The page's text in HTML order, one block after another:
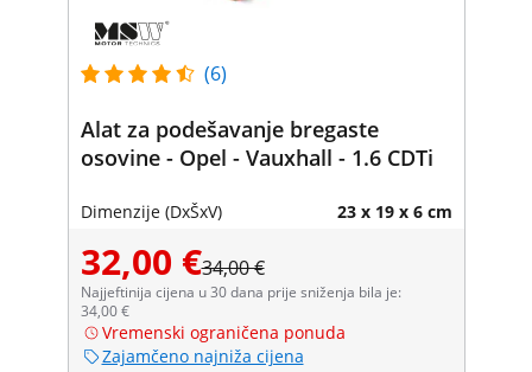
(6)
Alat za podešavanje bregaste
osovine - Opel - Vauxhall - 1.6 CDTi
Dimenzije (DxŠxV) 23 x 19 x 6 cm
32,00 €34,00 €
Najjeftinija cijena u 30 dana prije sniženja bila je:
34,00 €
Vremenski ograničena ponuda
Zajamčeno najniža cijena